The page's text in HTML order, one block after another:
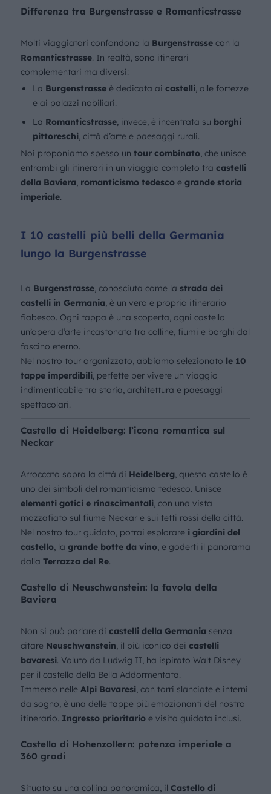
Differenza tra Burgenstrasse e Romanticstrasse
Molti viaggiatori confondono la Burgenstrassecon la
Romanticstrasse. In realtà, sono itinerari
complementari ma diversi:
La Burgenstrasseè dedicata ai castelli, alle fortezze
e ai palazzi nobiliari.
La Romanticstrasse, invece, è incentrata su borghi
pittoreschi, città d’arte e paesaggi rurali.
Noi proponiamo spesso un tour combinato, che unisce
entrambi gli itinerari in un viaggio completo tra castelli
della Baviera, romanticismo tedescoe grande storia
imperiale.
I 10 castelli più belli della Germania
lungo la Burgenstrasse
La Burgenstrasse, conosciuta come la strada dei
castelli in Germania, è un vero e proprio itinerario
fiabesco. Ogni tappa è una scoperta, ogni castello
un’opera d’arte incastonata tra colline, fiumi e borghi dal
fascino eterno.
Nel nostro tour organizzato, abbiamo selezionato le 10
tappe imperdibili, perfette per vivere un viaggio
indimenticabile tra storia, architettura e paesaggi
spettacolari.
Castello di Heidelberg: l’icona romantica sul
Neckar
Arroccato sopra la città di Heidelberg, questo castello è
uno dei simboli del romanticismo tedesco. Unisce
elementi gotici e rinascimentali, con una vista
mozzafiato sul fiume Neckar e sui tetti rossi della città.
Nel nostro tour guidato, potrai esplorare i giardini del
castello, la grande botte da vino, e goderti il panorama
dalla Terrazza del Re.
Castello di Neuschwanstein: la favola della
Baviera
Non si può parlare di castelli della Germania senza
citare Neuschwanstein, il più iconico dei castelli
bavaresi. Voluto da Ludwig II, ha ispirato Walt Disney
per il castello della Bella Addormentata.
Immerso nelle Alpi Bavaresi, con torri slanciate e interni
da sogno, è una delle tappe più emozionanti del nostro
itinerario. Ingresso prioritarioe visita guidata inclusi.
Castello di Hohenzollern: potenza imperiale a
360 gradi
Situato su una collina panoramica, il Castello di